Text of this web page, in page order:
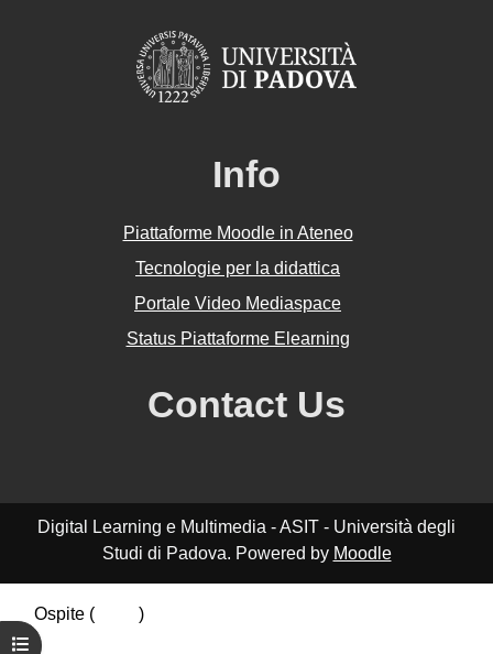
Apri indice del corso
Info
Piattaforme Moodle in Ateneo
Tecnologie per la didattica
Portale Video Mediaspace
Status Piattaforme Elearning
Contact Us
Digital Learning e Multimedia - ASIT - Università degli
Studi di Padova. Powered by Moodle
Ospite (
)
Riepilogo della conservazione dei dati